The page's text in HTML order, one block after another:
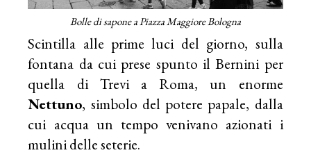
Bolle di sapone a Piazza Maggiore Bologna
Scintilla alle prime luci del giorno, sulla
fontana da cui prese spunto il Bernini per
quella di Trevi a Roma, un enorme
Nettuno, simbolo del potere papale, dalla
cui acqua un tempo venivano azionati i
mulini delle seterie.